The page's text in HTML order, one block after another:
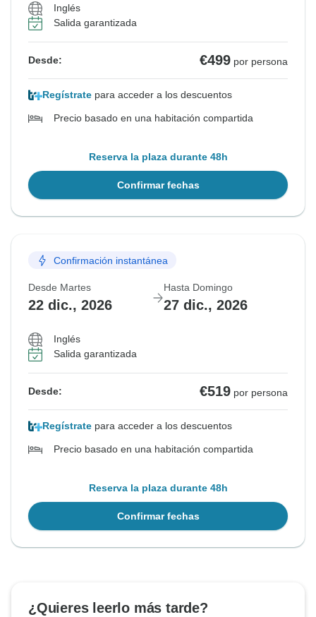
Inglés
Salida garantizada
Desde: €499 por persona
Regístrate para acceder a los descuentos
Precio basado en una habitación compartida
Reserva la plaza durante 48h
Confirmar fechas
Confirmación instantánea
Desde Martes
22 dic., 2026
Hasta Domingo
27 dic., 2026
Inglés
Salida garantizada
Desde: €519 por persona
Regístrate para acceder a los descuentos
Precio basado en una habitación compartida
Reserva la plaza durante 48h
Confirmar fechas
¿Quieres leerlo más tarde?